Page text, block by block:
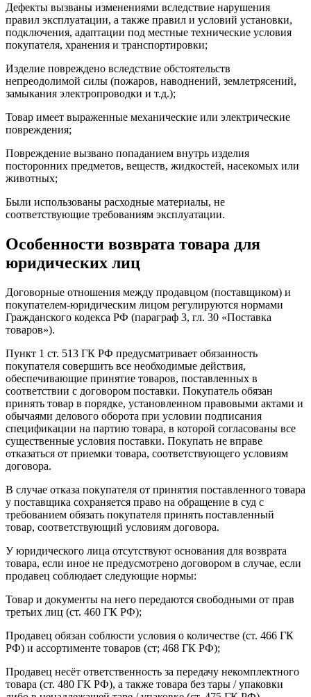
Дефекты вызваны изменениями вследствие нарушения
правил эксплуатации, а также правил и условий установки,
подключения, адаптации под местные технические условия
покупателя, хранения и транспортировки;
Изделие повреждено вследствие обстоятельств
непреодолимой силы (пожаров, наводнений, землетрясений,
замыкания электропроводки и т.д.);
Товар имеет выраженные механические или электрические
повреждения;
Повреждение вызвано попаданием внутрь изделия
посторонних предметов, веществ, жидкостей, насекомых или
животных;
Были использованы расходные материалы, не
соответствующие требованиям эксплуатации.
Особенности возврата товара для
юридических лиц
Договорные отношения между продавцом (поставщиком) и
покупателем-юридическим лицом регулируются нормами
Гражданского кодекса РФ (параграф 3, гл. 30 «Поставка
товаров»).
Пункт 1 ст. 513 ГК РФ предусматривает обязанность
покупателя совершить все необходимые действия,
обеспечивающие принятие товаров, поставленных в
соответствии с договором поставки. Покупатель обязан
принять товар в порядке, установленном правовыми актами и
обычаями делового оборота при условии подписания
спецификации на партию товара, в которой согласованы все
существенные условия поставки. Покупать не вправе
отказаться от приемки товара, соответствующего условиям
договора.
В случае отказа покупателя от принятия поставленного товара
у поставщика сохраняется право на обращение в суд с
требованием обязать покупателя принять поставленный
товар, соответствующий условиям договора.
У юридического лица отсутствуют основания для возврата
товара, если иное не предусмотрено договором в случае, если
продавец соблюдает следующие нормы:
Товар и документы на него передаются свободными от прав
третьих лиц (ст. 460 ГК РФ);
Продавец обязан соблюсти условия о количестве (ст. 466 ГК
РФ) и ассортименте товаров (ст; 468 ГК РФ);
Продавец несёт ответственность за передачу некомплектного
товара (ст. 480 ГК РФ), а также товара без тары / упаковки